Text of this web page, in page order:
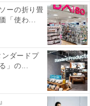
の解像度にこだわり
うです。
ーの折り畳
「使わ...
ンダードプ
」の...